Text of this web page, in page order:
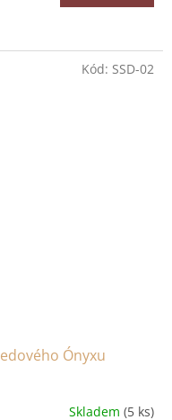
Ónyxu
Skladem (5 ks)
Kód: SSD-02